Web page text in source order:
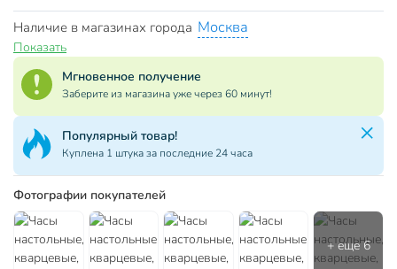
Наличие в магазинах города Москва
Показать
Мгновенное получение
Заберите из магазина уже через 60 минут!
Популярный товар!
Куплена 1 штука за последние 24 часа
Фотографии покупателей